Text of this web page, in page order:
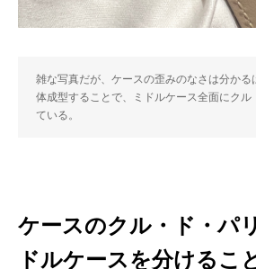
雑な写真だが、ケースの歪みのなさは分かる
体成型することで、ミドルケース全面にクル
ている。
ケースのクル・ド・パ
ドルケースを分けるこ